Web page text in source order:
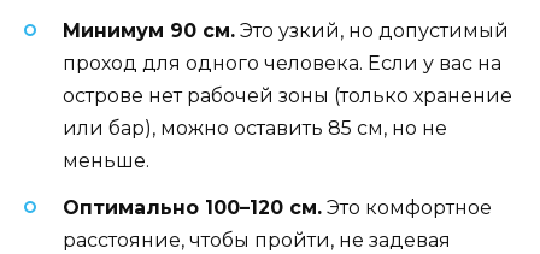
Минимум 90 см. Это узкий, но допустимый
проход для одного человека. Если у вас на
острове нет рабочей зоны (только хранение
или бар), можно оставить 85 см, но не
меньше.
Оптимально 100–120 см. Это комфортное
расстояние, чтобы пройти, не задевая